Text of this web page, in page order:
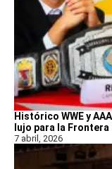
Histórico WWE y
lujo para la Frontera
7 abril, 2026